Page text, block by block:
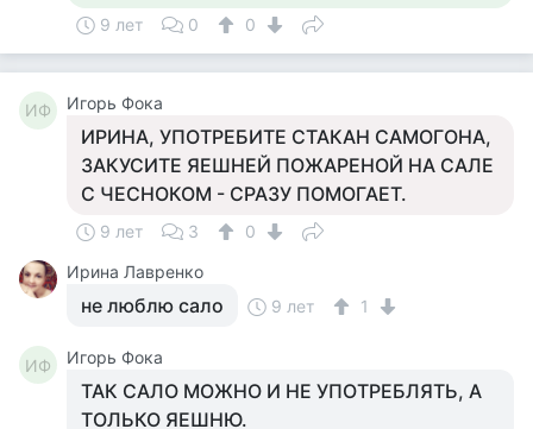
9 лет 0 0
ИФ Игорь Фока
ИРИНА, УПОТРЕБИТЕ СТАКАН САМОГОНА,
ЗАКУСИТЕ ЯЕШНЕЙ ПОЖАРЕНОЙ НА САЛЕ
С ЧЕСНОКОМ - СРАЗУ ПОМОГАЕТ.
9 лет 3
0
Ирина Лавренко
не люблю сало 9 лет 1
ИФ Игорь Фока
ТАК САЛО МОЖНО И НЕ УПОТРЕБЛЯТЬ, А
ТОЛЬКО ЯЕШНЮ.